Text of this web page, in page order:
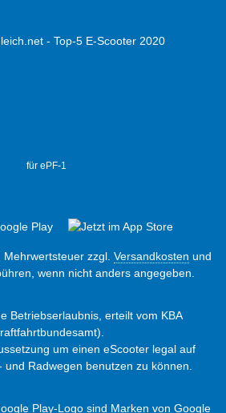
für ePF-1
zzgl. Versandkosten und
wenn nicht anders angegeben.
Betriebserlaubnis, erteilt vom KBA
um einen eScooter legal auf
Radwegen benutzen zu können.
Play-Logo sind Marken von Google